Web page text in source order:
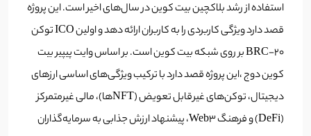
استفاده از رشد بلاکچین بیت کوین در سال‌های اخیر است. این پروژه
قصد دارد ویژگی کاربردی را به کاربران ارائه دهد و اولین ICO توکن
BRC-20 بر روی شبکه بیت کوین است. بر اساس وایت پیپیر بیت
کوین دوج ،این پروژه قصد دارد با ترکیب ویژگی‌های اساسی ارزهای
دیجیتال، توکن‌های غیرقابل تعویض (NFTها)، مالی غیرمتمرکز
(DeFi) و فرهنگ Web3، پیشنهاد ارزش جذابی به سرمایه‌گذاران